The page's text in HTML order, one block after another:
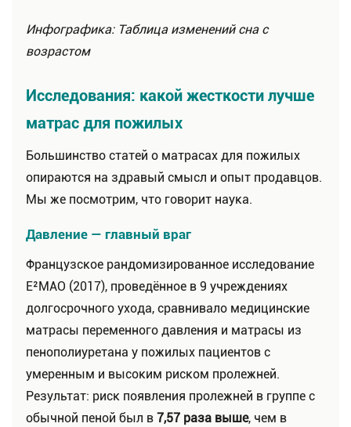
Инфографика: Таблица изменений сна с
возрастом
Исследования: какой жесткости лучше
матрас для пожилых
Большинство статей о матрасах для пожилых
опираются на здравый смысл и опыт продавцов.
Мы же посмотрим, что говорит наука.
Давление — главный враг
Французское рандомизированное исследование
E²MAO (2017), проведённое в 9 учреждениях
долгосрочного ухода, сравнивало медицинские
матрасы переменного давления и матрасы из
пенополиуретана у пожилых пациентов с
умеренным и высоким риском пролежней.
Результат: риск появления пролежней в группе с
обычной пеной был в 7,57 раза выше, чем в